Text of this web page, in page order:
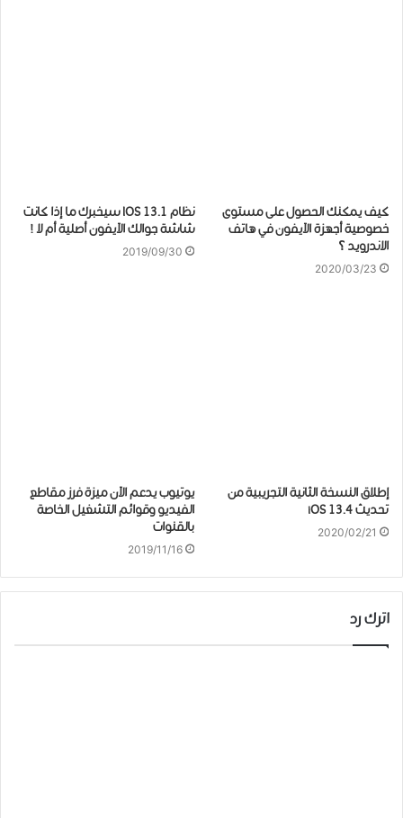
كيف يمكنك الحصول على مستوى
خصوصية أجهزة الآيفون ﻓﻲ ﻫﺎﺗﻒ
الاﻧﺪﺭﻭﻳﺪ ؟
2020/03/23
ﻧﻈﺎﻡ IOS 13.1 سيخبرك ﻣﺎ ﺇﺫﺍ ﻛﺎﻧﺖ
ﺷﺎﺷﺔ ﺟﻮﺍﻟﻚ الآيفون ﺃﺻﻠﻴﺔ ﺃﻡ ﻻ !
2019/09/30
إطلاق ﺍﻟﻨﺴﺨﺔ ﺍﻟﺜﺎﻧﻴﺔ ﺍﻟﺘﺠﺮﻳﺒﻴﺔ ﻣﻦ
ﺗﺤﺪﻳﺚ iOS 13.4
2020/02/21
يوتيوب ﻳﺪﻋﻢ الآن ﻣﻴﺰﺓ ﻓﺮﺯ ﻣﻘﺎﻃﻊ
ﺍﻟﻔﻴﺪﻳﻮ ﻭﻗﻮﺍﺋﻢ ﺍﻟﺘﺸﻐﻴﻞ ﺍﻟﺨﺎﺻﺔ
ﺑﺎﻟﻘﻨﻮﺍﺕ
2019/11/16
اترك رد